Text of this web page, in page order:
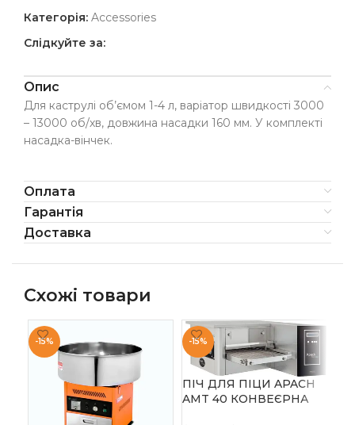
Категорія: Accessories
Слідкуйте за:
Опис
Для каструлі об’ємом 1-4 л, варіатор швидкості 3000
– 13000 об/хв, довжина насадки 160 мм. У комплекті
насадка-вінчек.
Оплата
Гарантія
Доставка
Схожі товари
-15% -15%
ПІЧ ДЛЯ ПІЦИ APACH
AMT 40 КОНВЕЄРНА